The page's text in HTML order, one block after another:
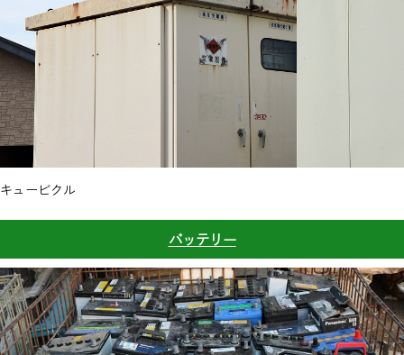
キュービクル
バッテリー